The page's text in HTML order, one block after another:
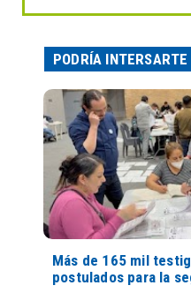
PODRÍA INTERSARTE
Más de 165 mil
postulados para la